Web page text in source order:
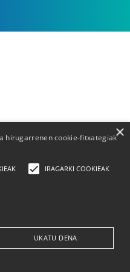
hirugarrenen cookie-fitxategiak
IRAGARKI COOKIEAK
UKATU DENA
×